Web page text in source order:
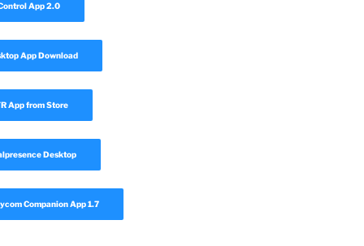
App 2.0
App Download
App from Store
Desktop
Companion App 1.7